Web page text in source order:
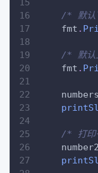
/* 默认
    fmt
.
/* 默
    fmt
.
/* 打印